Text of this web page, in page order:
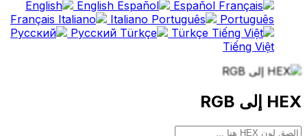
English
Español
Français
Italiano
Português
Русский
Türkçe
Tiếng Việt
HEX إلى RGB